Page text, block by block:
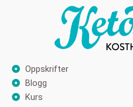
Oppskrifter
Blogg
Kurs